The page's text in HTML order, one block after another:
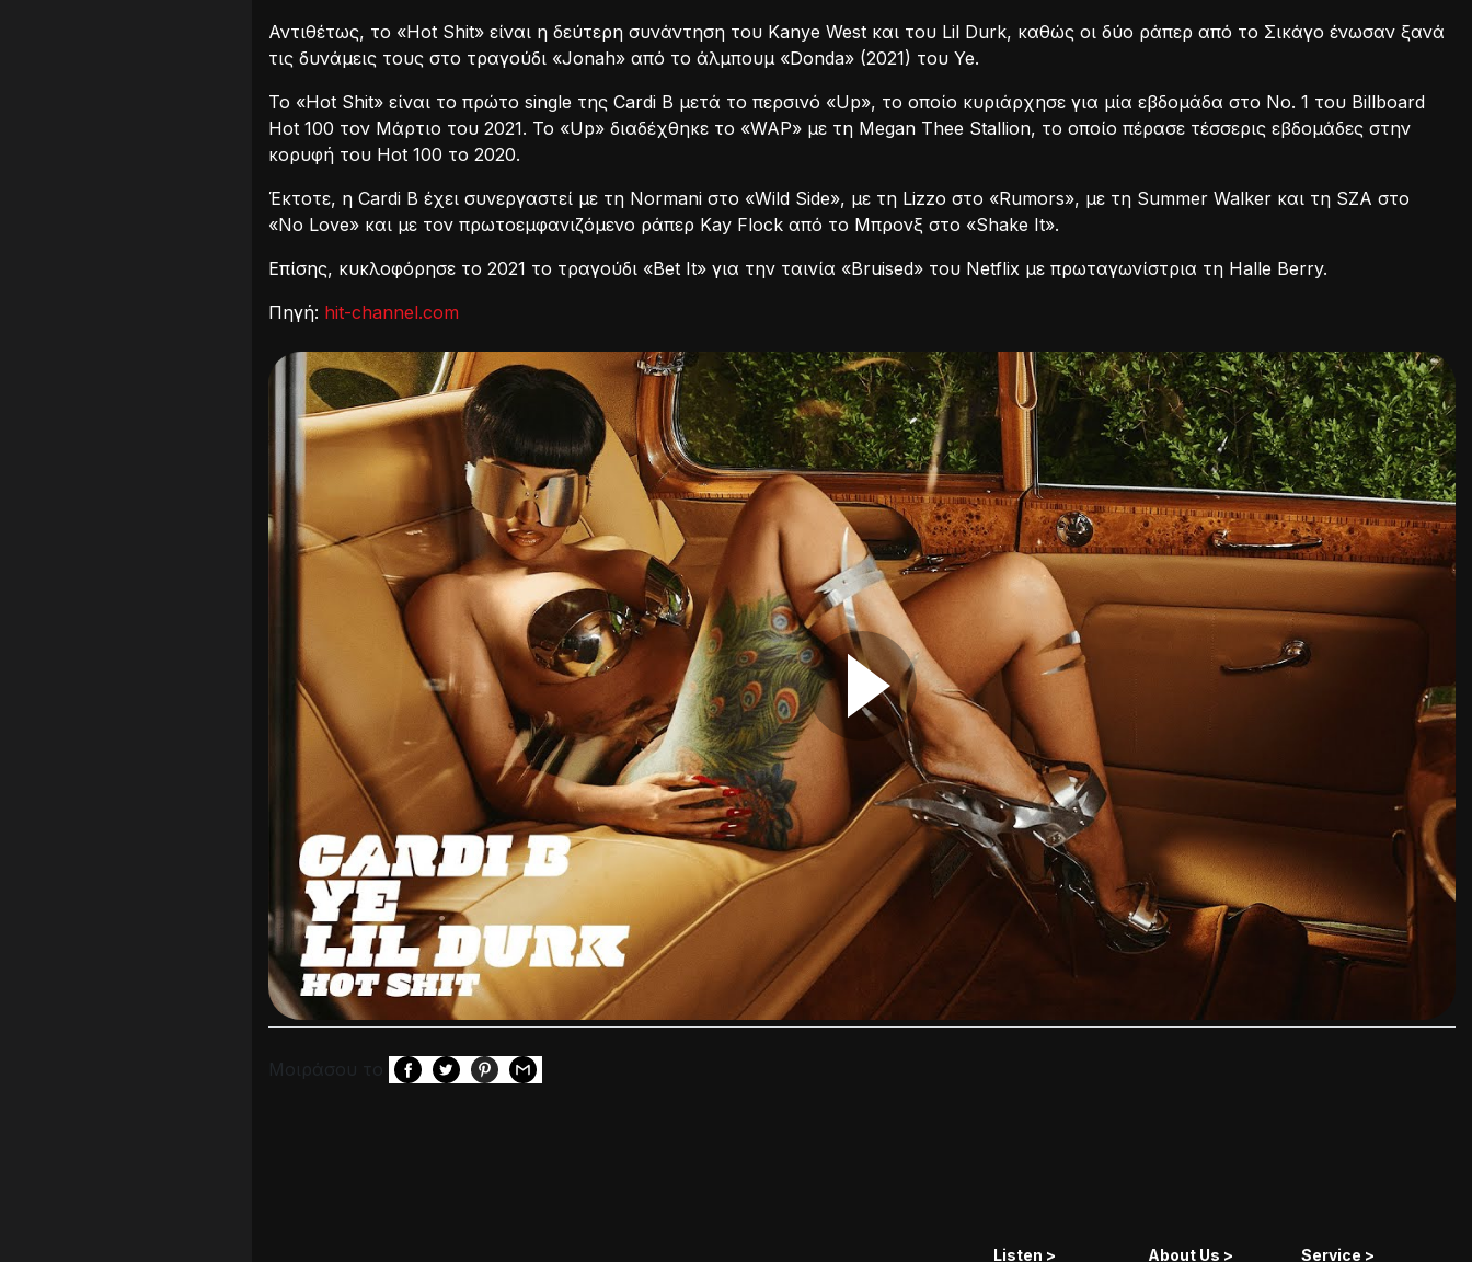
Αντιθέτως, το «Hot Shit» είναι η δεύτερη συνάντηση του Kanye West και του Lil Durk, καθώς οι δύο ράπερ από το Σικάγο ένωσαν ξανά
τις δυνάμεις τους στο τραγούδι «Jonah» από το άλμπουμ «Donda» (2021) του Ye.
Το «Hot Shit» είναι το πρώτο single της Cardi B μετά το περσινό «Up», το οποίο κυριάρχησε για μία εβδομάδα στο Νο. 1 του Billboard
Hot 100 τον Μάρτιο του 2021. Το «Up» διαδέχθηκε το «WAP» με τη Megan Thee Stallion, το οποίο πέρασε τέσσερις εβδομάδες στην
κορυφή του Hot 100 το 2020.
Έκτοτε, η Cardi B έχει συνεργαστεί με τη Normani στο «Wild Side», με τη Lizzo στο «Rumors», με τη Summer Walker και τη SZA στο
«No Love» και με τον πρωτοεμφανιζόμενο ράπερ Kay Flock από το Μπρονξ στο «Shake It».
Επίσης, κυκλοφόρησε το 2021 το τραγούδι «Bet It» για την ταινία «Bruised» του Netflix με πρωταγωνίστρια τη Halle Berry.
Πηγή: hit-channel.com
Μοιράσου το
Listen > About Us > Service >